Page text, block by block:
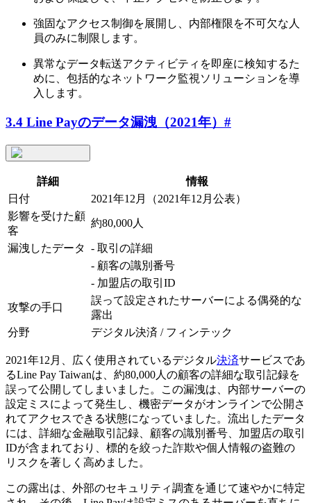
強固なアクセス制御を展開し、内部権限を不可欠な人
員のみに制限します。
異常なデータ転送アクティビティを即座に検知するた
めに、包括的なネットワーク監視ソリューションを導
入します。
3.4 Line Payのデータ漏洩（2021年） #
詳細
情報
日付
2021年12月（2021年12月公表）
影響を受けた顧
客
約80,000人
漏洩したデータ - 取引の詳細
- 顧客の識別番号
- 加盟店の取引ID
攻撃の手口
誤って設定されたサーバーによる偶発的な
露出
分野
デジタル決済 / フィンテック
2021年12月、広く使用されているデジタル決済サービスであ
るLine Pay Taiwanは、約80,000人の顧客の詳細な取引記録を
誤って公開してしまいました。この漏洩は、内部サーバーの
設定ミスによって発生し、機密データがオンラインで公開さ
れてアクセスできる状態になっていました。流出したデータ
には、詳細な金融取引記録、顧客の識別番号、加盟店の取引
IDが含まれており、標的を絞った詐欺や個人情報の盗難の
リスクを著しく高めました。
この露出は、外部のセキュリティ調査を通じて速やかに特定